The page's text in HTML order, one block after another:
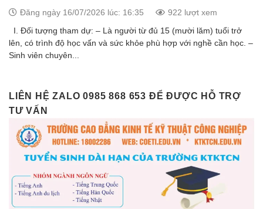
Đăng ngày 16/07/2026 lúc: 16:35 922 lượt xem
I. Đối tượng tham dự: – Là người từ đủ 15 (mười lăm) tuổi trở
lên, có trình độ học vấn và sức khỏe phù hợp với nghề cần học. –
Sinh viên chuyên...
LIÊN HỆ ZALO 0985 868 653 ĐỂ ĐƯỢC HỖ TRỢ
TƯ VẤN